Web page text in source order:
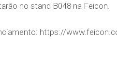
no stand B048 na Feicon.
https://